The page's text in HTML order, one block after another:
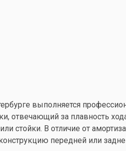
выполняется
отвечающий за плавность
стойки. В отличие от
передней или